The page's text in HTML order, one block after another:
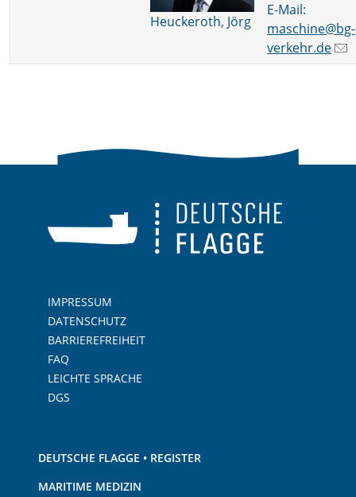
Heuckeroth, Jörg
E-Mail:
maschine@bg-
verkehr.de
IMPRESSUM
DATENSCHUTZ
BARRIEREFREIHEIT
FAQ
LEICHTE SPRACHE
DGS
DEUTSCHE FLAGGE • REGISTER
MARITIME MEDIZIN